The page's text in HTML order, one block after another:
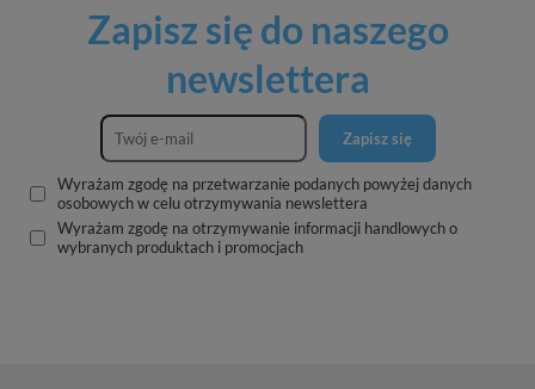
Zapisz się do naszego
newslettera
Zapisz się
Wyrażam zgodę na przetwarzanie podanych powyżej danych
osobowych w celu otrzymywania newslettera
Wyrażam zgodę na otrzymywanie informacji handlowych o
wybranych produktach i promocjach